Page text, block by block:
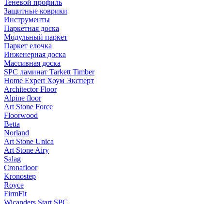
Теневой профиль
Защитные коврики
Инструменты
Паркетная доска
Модульный паркет
Паркет елочка
Инженерная доска
Массивная доска
SPC ламинат Tarkett Timber
Home Expert Хоум Эксперт
Architector Floor
Alpine floor
Art Stone Force
Floorwood
Betta
Norland
Art Stone Unica
Art Stone Airy
Salag
Cronafloor
Kronostep
Royce
FirmFit
Wicanders Start SPC